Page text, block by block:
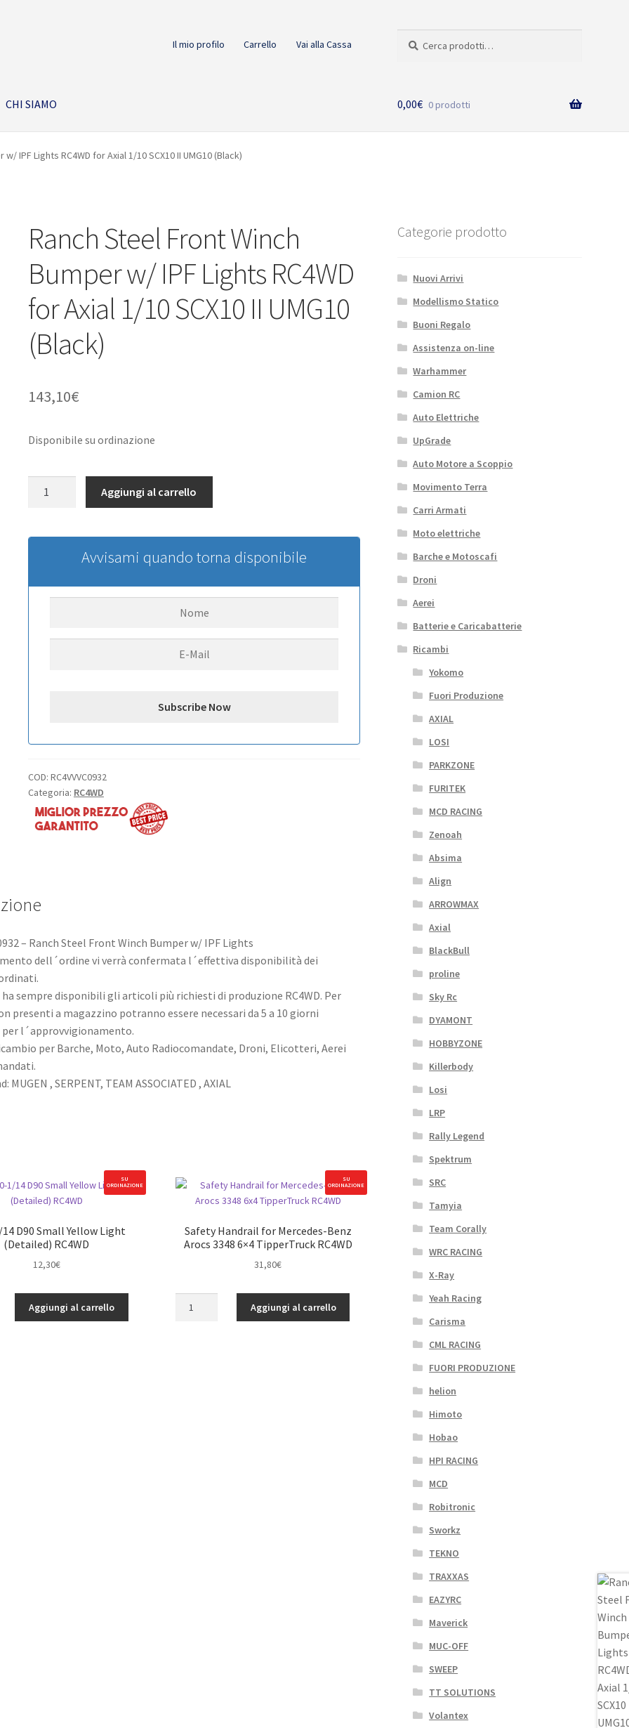
Il mio profilo Carrello Vai alla Cassa
CHI SIAMO 0,00€ 0 prodotti
IPF Lights RC4WD for Axial 1/10 SCX10 II UMG10 (Black)
Ranch Steel Front Winch
Bumper w/ IPF Lights RC4WD
for Axial 1/10 SCX10 II UMG10
(Black)
143,10€
Disponibile su ordinazione
Winch
IPF
(Black)
Aggiungi al carrello
Avvisami quando torna disponibile
COD: RC4VVVC0932
Categoria: RC4WD
– Ranch Steel Front Winch Bumper w/ IPF Lights
dell´ordine vi verrà confermata l´effettiva disponibilità dei
sempre disponibili gli articoli più richiesti di produzione RC4WD. Per
presenti a magazzino potranno essere necessari da 5 a 10 giorni
l´approvvigionamento.
per Barche, Moto, Auto Radiocomandate, Droni, Elicotteri, Aerei
MUGEN , SERPENT, TEAM ASSOCIATED , AXIAL
SU
ORDINAZIONE
D90 Small Yellow Light
(Detailed) RC4WD
12,30€
Aggiungi al carrello
SU
ORDINAZIONE
Safety Handrail for Mercedes-Benz
Arocs 3348 6×4 TipperTruck RC4WD
31,80€
Aggiungi al carrello
Categorie prodotto
Nuovi Arrivi
Modellismo Statico
Buoni Regalo
Assistenza on-line
Warhammer
Camion RC
Auto Elettriche
UpGrade
Auto Motore a Scoppio
Movimento Terra
Carri Armati
Moto elettriche
Barche e Motoscafi
Droni
Aerei
Batterie e Caricabatterie
Ricambi
Yokomo
Fuori Produzione
AXIAL
LOSI
PARKZONE
FURITEK
MCD RACING
Zenoah
Absima
Align
ARROWMAX
Axial
BlackBull
proline
Sky Rc
DYAMONT
HOBBYZONE
Killerbody
Losi
LRP
Rally Legend
Spektrum
SRC
Tamyia
Team Corally
WRC RACING
X-Ray
Yeah Racing
Carisma
CML RACING
FUORI PRODUZIONE
helion
Himoto
Hobao
HPI RACING
MCD
Robitronic
Sworkz
TEKNO
TRAXXAS
EAZYRC
Maverick
MUC-OFF
SWEEP
TT SOLUTIONS
Volantex